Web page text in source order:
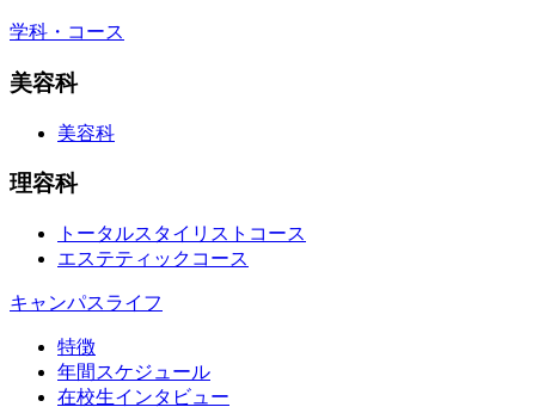
学科・コース
美容科
美容科
理容科
トータルスタイリストコース
エステティックコース
キャンパスライフ
特徴
年間スケジュール
在校生インタビュー